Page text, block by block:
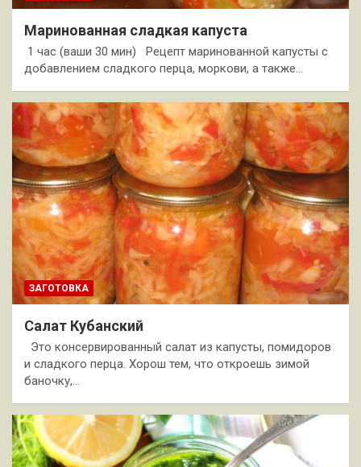
Маринованная сладкая капуста
1 час (ваши 30 мин) Рецепт маринованной капусты с
добавлением сладкого перца, моркови, а также…
ЗАГОТОВКА
Салат Кубанский
Это консервированный салат из капусты, помидоров
и сладкого перца. Хорош тем, что откроешь зимой
баночку,…